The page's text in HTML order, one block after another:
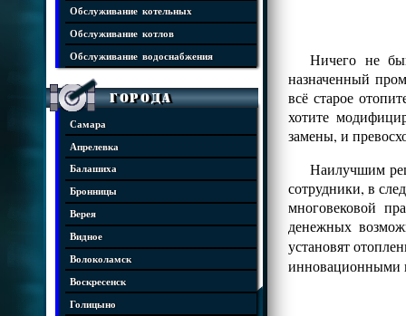
Обслуживание котельных
Обслуживание котлов
Обслуживание водоснабжения
Города
Самара
Апрелевка
Балашиха
Бронницы
Верея
Видное
Волоколамск
Воскресенск
Голицыно
Ничего не
назначенный
всё старое
хотите
замены, и
Наилучшим
сотрудники, в
многовековой
денежных
установят